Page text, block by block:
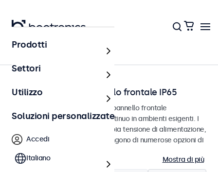
Home
Touchscreen con pannello frontale IP65
Touchscreen progettati con un pannello frontale
impermeabile IP65 per l'uso continuo in ambienti esigenti. I
touchscreen supportano un'ampia tensione di alimentazione,
sono facili da integrare e dispongono di numerose opzioni di
Mostra di più
Prodotti
Settori
Utilizzo
Soluzioni personalizzate
Accedi
Italiano